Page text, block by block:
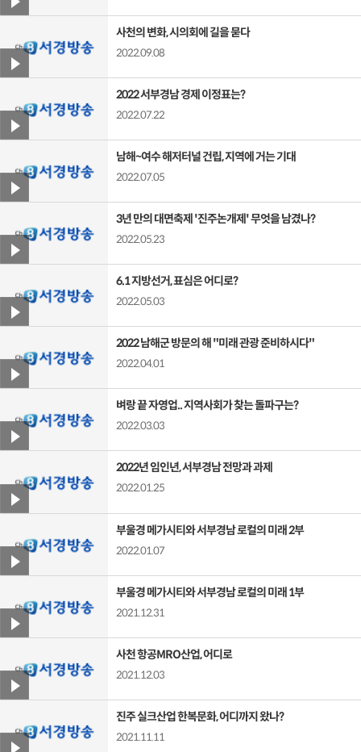
사천의 변화, 시의회에 길을 묻다
2022.09.08
2022 서부경남 경제 이정표는?
2022.07.22
남해~여수 해저터널 건립, 지역에 거는 기대
2022.07.05
3년 만의 대면축제 '진주논개제' 무엇을 남겼나?
2022.05.23
6.1 지방선거, 표심은 어디로?
2022.05.03
2022 남해군 방문의 해 "미래 관광 준비하시다"
2022.04.01
벼랑 끝 자영업.. 지역사회가 찾는 돌파구는?
2022.03.03
2022년 임인년, 서부경남 전망과 과제
2022.01.25
부울경 메가시티와 서부경남 로컬의 미래 2부
2022.01.07
부울경 메가시티와 서부경남 로컬의 미래 1부
2021.12.31
사천 항공MRO산업, 어디로
2021.12.03
진주 실크산업 한복문화, 어디까지 왔나?
2021.11.11